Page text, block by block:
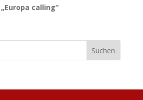
calling“